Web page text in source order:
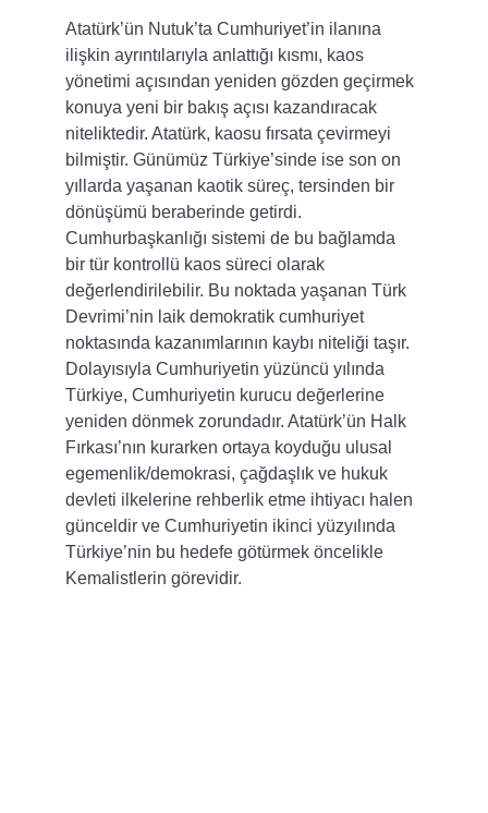
Atatürk’ün Nutuk’ta Cumhuriyet’in ilanına
ilişkin ayrıntılarıyla anlattığı kısmı, kaos
yönetimi açısından yeniden gözden geçirmek
konuya yeni bir bakış açısı kazandıracak
niteliktedir. Atatürk, kaosu fırsata çevirmeyi
bilmiştir. Günümüz Türkiye’sinde ise son on
yıllarda yaşanan kaotik süreç, tersinden bir
dönüşümü beraberinde getirdi.
Cumhurbaşkanlığı sistemi de bu bağlamda
bir tür kontrollü kaos süreci olarak
değerlendirilebilir. Bu noktada yaşanan Türk
Devrimi’nin laik demokratik cumhuriyet
noktasında kazanımlarının kaybı niteliği taşır.
Dolayısıyla Cumhuriyetin yüzüncü yılında
Türkiye, Cumhuriyetin kurucu değerlerine
yeniden dönmek zorundadır. Atatürk’ün Halk
Fırkası’nın kurarken ortaya koyduğu ulusal
egemenlik/demokrasi, çağdaşlık ve hukuk
devleti ilkelerine rehberlik etme ihtiyacı halen
günceldir ve Cumhuriyetin ikinci yüzyılında
Türkiye’nin bu hedefe götürmek öncelikle
Kemalistlerin görevidir.